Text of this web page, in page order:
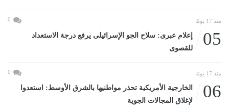
منذ 17 يومًا 0
05
إعلام عبرى: سلاح الجو الإسرائيلى يرفع درجة الاستعداد
للقصوى
منذ 17 يومًا 0
06
الخارجية الأمريكية تحذر مواطنيها بالشرق الأوسط: استعدوا
لإغلاق المجالات الجوية